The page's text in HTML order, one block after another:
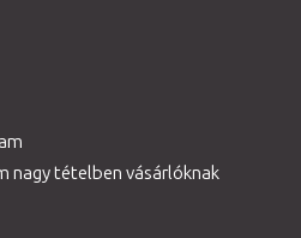
nagy tételben vásárlóknak